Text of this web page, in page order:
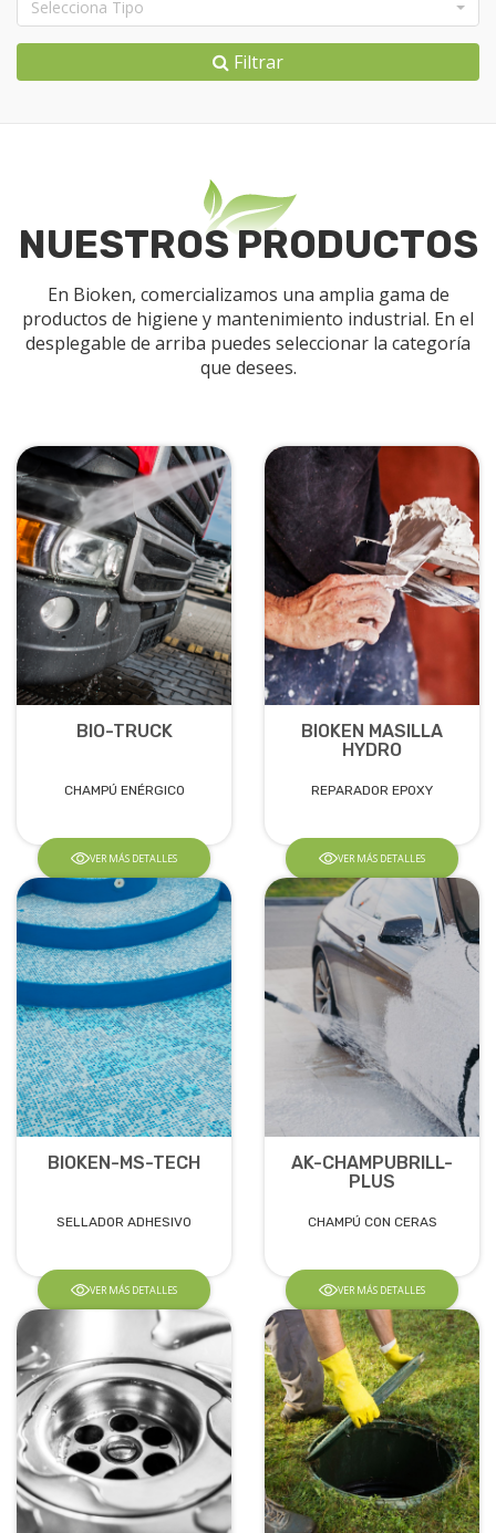
Selecciona Tipo
Filtrar
NUESTROS PRODUCTOS
En Bioken, comercializamos una amplia gama de
productos de higiene y mantenimiento industrial. En el
desplegable de arriba puedes seleccionar la categoría
que desees.
BIO-TRUCK
CHAMPÚ ENÉRGICO
VER MÁS DETALLES
BIOKEN MASILLA
HYDRO
REPARADOR EPOXY
VER MÁS DETALLES
BIOKEN-MS-TECH
SELLADOR ADHESIVO
VER MÁS DETALLES
AK-CHAMPUBRILL-
PLUS
CHAMPÚ CON CERAS
VER MÁS DETALLES